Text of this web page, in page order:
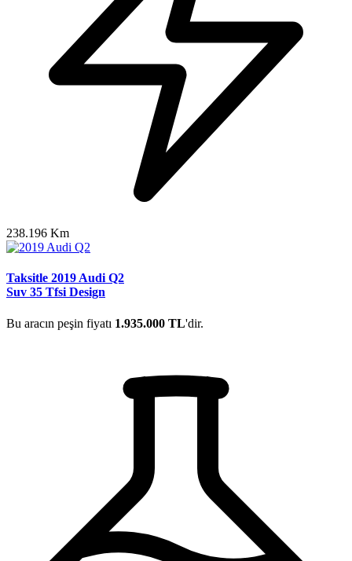
238.196 Km
Taksitle 2019 Audi Q2
Suv 35 Tfsi Design
Bu aracın peşin fiyatı 1.935.000 TL'dir.